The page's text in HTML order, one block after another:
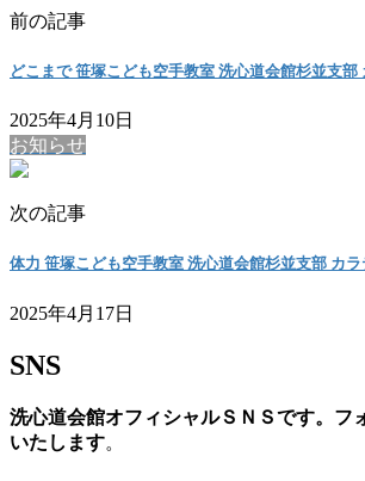
前の記事
どこまで 笹塚こども空手教室 洗心道会館杉並支部
2025年4月10日
お知らせ
次の記事
体力 笹塚こども空手教室 洗心道会館杉並支部 カ
2025年4月17日
SNS
洗心道会館オフィシャルＳＮＳです。フ
いたします。